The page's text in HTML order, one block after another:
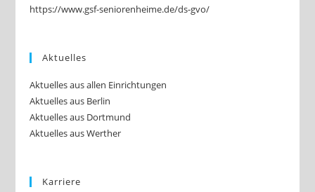
https://www.gsf-seniorenheime.de/ds-gvo/
Aktuelles
Aktuelles aus allen Einrichtungen
Aktuelles aus Berlin
Aktuelles aus Dortmund
Aktuelles aus Werther
Karriere